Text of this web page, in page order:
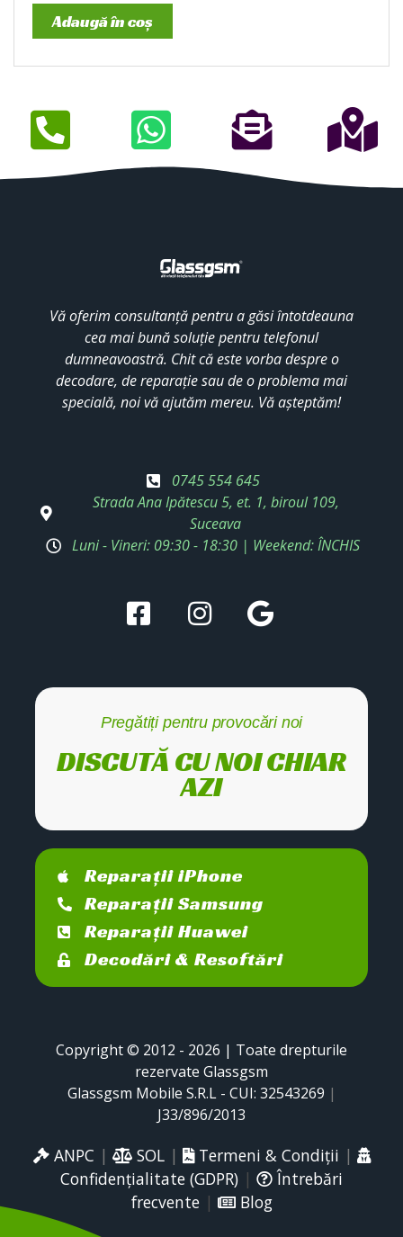
Adaugă în coș
Vă oferim consultanță pentru a găsi întotdeauna
cea mai bună soluție pentru telefonul
dumneavoastră. Chit că este vorba despre o
decodare, de reparație sau de o problema mai
specială, noi vă ajutăm mereu. Vă așteptăm!
0745 554 645
Strada Ana Ipătescu 5, et. 1, biroul 109,
Suceava
Luni - Vineri: 09:30 - 18:30 | Weekend: ÎNCHIS
Pregătiți pentru provocări noi
DISCUTĂ CU NOI CHIAR
AZI
Reparații iPhone
Reparații Samsung
Reparații Huawei
Decodări & Resoftări
Copyright © 2012 - 2026 | Toate drepturile
rezervate Glassgsm
Glassgsm Mobile S.R.L - CUI: 32543269 |
J33/896/2013
ANPC | SOL| Termeni & Condiții |
Confidențialitate (GDPR) |
Întrebări
frecvente| Blog